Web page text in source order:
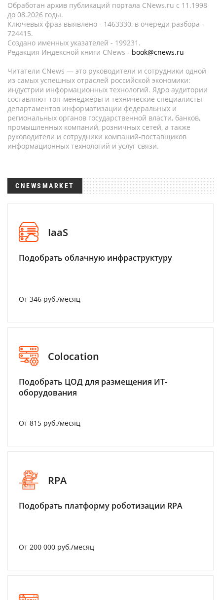
Обработан архив публикаций портала CNews.ru c 11.1998
до 08.2026 годы.
Ключевых фраз выявлено - 1463330, в очереди разбора -
724415.
Создано именных указателей - 199231.
Редакция Индексной книги CNews - book@cnews.ru
Читатели CNews — это руководители и сотрудники одной
из самых успешных отраслей российской экономики:
индустрии информационных технологий. Ядро аудитории
составляют топ-менеджеры и технические специалисты
департаментов информатизации федеральных и
региональных органов государственной власти, банков,
промышленных компаний, розничных сетей, а также
руководители и сотрудники компаний-поставщиков
информационных технологий и услуг связи.
CNEWSMARKET
IaaS
Подобрать облачную инфраструктуру
От 346 руб./месяц
Colocation
Подобрать ЦОД для размещения ИТ-
оборудования
От 815 руб./месяц
RPA
Подобрать платформу роботизации RPA
От 200 000 руб./месяц